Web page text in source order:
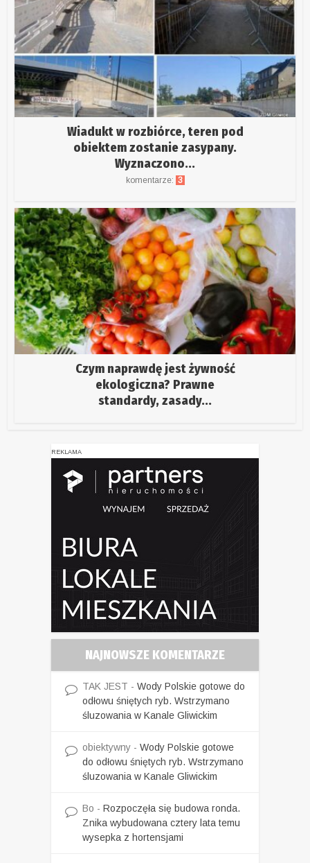
Wiadukt w rozbiórce, teren pod
obiektem zostanie zasypany.
Wyznaczono...
komentarze: 3
Czym naprawdę jest żywność
ekologiczna? Prawne
standardy, zasady...
REKLAMA
NAJNOWSZE KOMENTARZE
TAK JEST - Wody Polskie gotowe do
odłowu śniętych ryb. Wstrzymano
śluzowania w Kanale Gliwickim
obiektywny - Wody Polskie gotowe
do odłowu śniętych ryb. Wstrzymano
śluzowania w Kanale Gliwickim
Bo - Rozpoczęła się budowa ronda.
Znika wybudowana cztery lata temu
wysepka z hortensjami